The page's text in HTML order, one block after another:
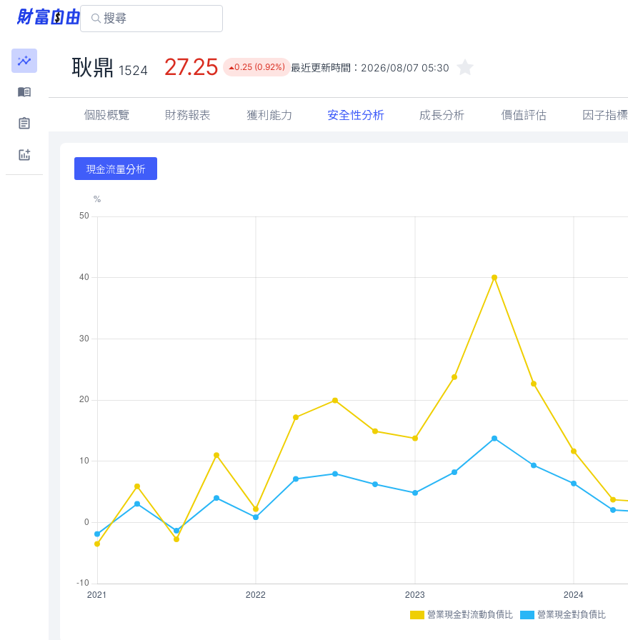
耿鼎 1524 27.25 0.25 (0.92%) 最近更新時間： 2026/08/07 05:30
個股概覽 財務報表 獲利能力 安全性分析 成長分析 價值評估 因子指標
現金流量分析
營業現金對流動負債比 營業現金對負債比